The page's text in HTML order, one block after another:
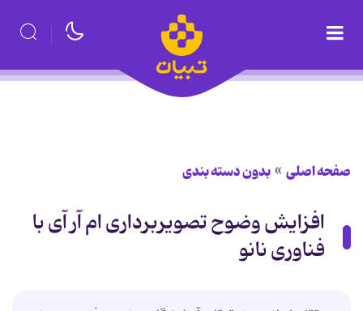
صفحه اصلی بدون دسته بندی
افزایش وضوح تصویربرداری ام آر آی با
فناوری نانو